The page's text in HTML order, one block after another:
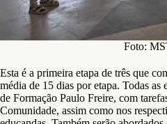
Foto:
Esta é a primeira etapa de três que
média de 15 dias por etapa. Todas as
de Formação Paulo Freire, com
Comunidade, assim como nos